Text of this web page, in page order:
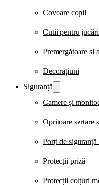
Covoare copii
Cutii pentru
Premergătoare și
Decorațiuni
Siguranță
Camere și
Opritoare sertare
Porți de siguranță
Protecții priză
Protecții colțuri